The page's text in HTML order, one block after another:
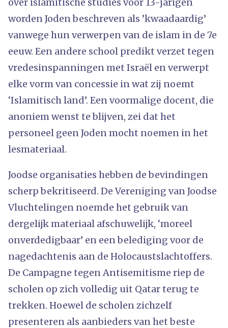
worden Joden beschreven als ’kwaadaardig’
vanwege hun verwerpen van de islam in de 7e
eeuw. Een andere school predikt verzet tegen
vredesinspanningen met Israël en verwerpt
elke vorm van concessie in wat zij noemt
‘Islamitisch land’. Een voormalige docent, die
anoniem wenst te blijven, zei dat het
personeel geen Joden mocht noemen in het
lesmateriaal.
Joodse organisaties hebben de bevindingen
scherp bekritiseerd. De Vereniging van Joodse
Vluchtelingen noemde het gebruik van
dergelijk materiaal afschuwelijk, ‘moreel
onverdedigbaar’ en een belediging voor de
nagedachtenis aan de Holocaustslachtoffers.
De Campagne tegen Antisemitisme riep de
scholen op zich volledig uit Qatar terug te
trekken. Hoewel de scholen zichzelf
presenteren als aanbieders van het beste